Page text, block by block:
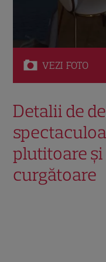
VEZI FOTO
Detalii de
plutitoare
curgătoare